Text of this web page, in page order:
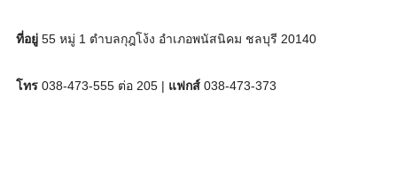
ที่อยู่55 หมู่ 1 ตำบลกุฎโง้ง อำเภอพนัสนิคม ชลบุรี 20140
โทร038-473-555 ต่อ 205 | แฟกส์038-473-373